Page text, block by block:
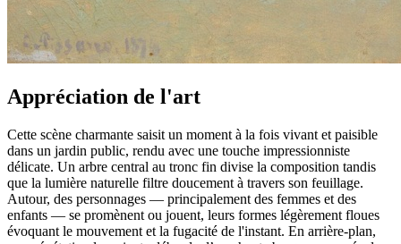
Appréciation de l'art
Cette scène charmante saisit un moment à la fois vivant et paisible
dans un jardin public, rendu avec une touche impressionniste
délicate. Un arbre central au tronc fin divise la composition tandis
que la lumière naturelle filtre doucement à travers son feuillage.
Autour, des personnages — principalement des femmes et des
enfants — se promènent ou jouent, leurs formes légèrement floues
évoquant le mouvement et la fugacité de l'instant. En arrière-plan,